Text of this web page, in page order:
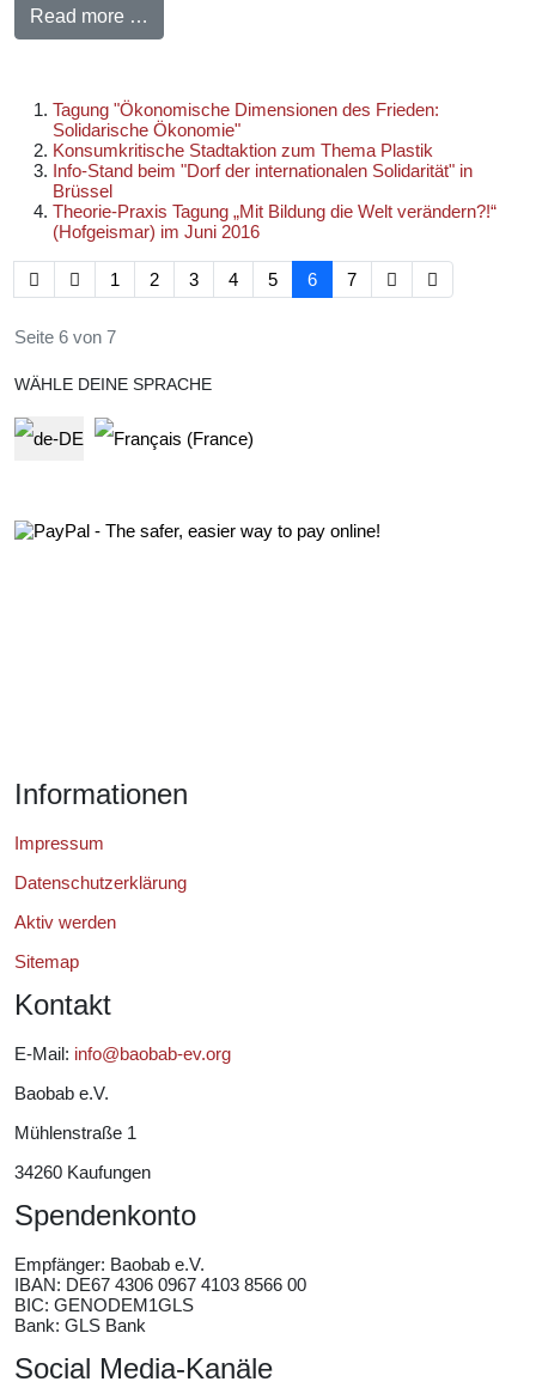
Read more …
Tagung "Ökonomische Dimensionen des Frieden:
Solidarische Ökonomie"
Konsumkritische Stadtaktion zum Thema Plastik
Info-Stand beim "Dorf der internationalen Solidarität" in
Brüssel
Theorie-Praxis Tagung „Mit Bildung die Welt verändern?!“
(Hofgeismar) im Juni 2016
1 2 3 4 5 6 7
Seite 6 von 7
WÄHLE DEINE SPRACHE
Select your language
Informationen
Impressum
Datenschutzerklärung
Aktiv werden
Sitemap
Kontakt
E-Mail: info@baobab-ev.org
Baobab e.V.
Mühlenstraße 1
34260 Kaufungen
Spendenkonto
Empfänger: Baobab e.V.
IBAN: DE67 4306 0967 4103 8566 00
BIC: GENODEM1GLS
Bank: GLS Bank
Social Media-Kanäle